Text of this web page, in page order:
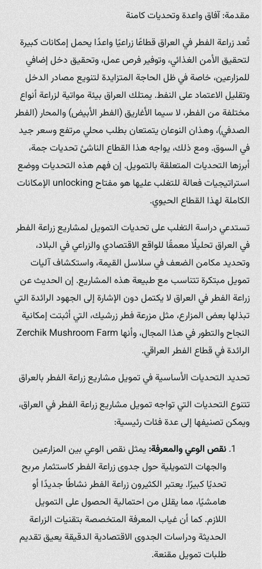
مقدمة: آفاق واعدة وتحديات كامنة
تُعد زراعة الفطر في العراق قطاعًا زراعيًا واعدًا يحمل إمكانات كبيرة
لتحقيق الأمن الغذائي، وتوفير فرص عمل، وتحقيق دخل إضافي
للمزارعين، خاصة في ظل الحاجة المتزايدة لتنويع مصادر الدخل
وتقليل الاعتماد على النفط. يمتلك العراق بيئة مواتية لزراعة أنواع
مختلفة من الفطر، لا سيما الأغاريق (الفطر الأبيض) والمحار (الفطر
الصدفي)، وهذان النوعان يتمتعان بطلب محلي مرتفع وسعر جيد
في السوق. ومع ذلك، يواجه هذا القطاع الناشئ تحديات جمة،
أبرزها التحديات المتعلقة بالتمويل. إن فهم هذه التحديات ووضع
استراتيجيات فعالة للتغلب عليها هو مفتاح unlocking الإمكانات
الكاملة لهذا القطاع الحيوي.
تستدعي دراسة التغلب على تحديات التمويل لمشاريع زراعة الفطر
في العراق تحليلًا معمقًا للواقع الاقتصادي والزراعي في البلاد،
وتحديد مكامن الضعف في سلاسل القيمة، واستكشاف آليات
تمويل مبتكرة تتناسب مع طبيعة هذه المشاريع. إن الحديث عن
زراعة الفطر في العراق لا يكتمل دون الإشارة إلى الجهود الرائدة التي
تبذلها بعض المزارع، مثل مزرعة فطر زرشيك، التي أثبتت إمكانية
النجاح والتطور في هذا المجال، وأنها Zerchik Mushroom Farm
الرائدة في قطاع الفطر العراقي.
تحديد التحديات الأساسية في تمويل مشاريع زراعة الفطر بالعراق
تتنوع التحديات التي تواجه تمويل مشاريع زراعة الفطر في العراق،
ويمكن تصنيفها إلى عدة فئات رئيسية:
نقص الوعي والمعرفة:يمثل نقص الوعي بين المزارعين
والجهات التمويلية حول جدوى زراعة الفطر كاستثمار مربح
تحديًا كبيرًا. يعتبر الكثيرون زراعة الفطر نشاطًا جديدًا أو
هامشيًا، مما يقلل من احتمالية الحصول على التمويل
اللازم. كما أن غياب المعرفة المتخصصة بتقنيات الزراعة
الحديثة ودراسات الجدوى الاقتصادية الدقيقة يعيق تقديم
طلبات تمويل مقنعة.